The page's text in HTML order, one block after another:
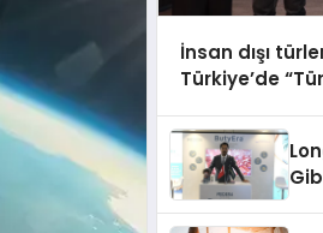
İnsan dışı
Türkiye’de